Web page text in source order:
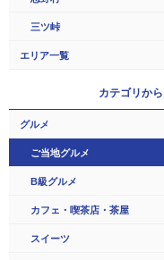
三ツ峠
エリア一覧
カテゴリから
グルメ
ご当地グルメ
B級グルメ
カフェ・喫茶店・茶屋
スイーツ